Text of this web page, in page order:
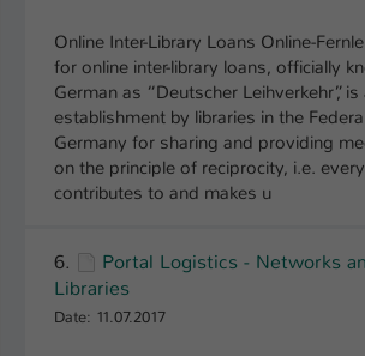
Online Inter-Library Loans Online-
for online inter-library loans, officially
German as “Deutscher Leihverkehr”,
establishment by libraries in the
Germany for sharing and providing
on the principle of reciprocity, i.e.
contributes to and makes u
6.
Portal Logistics - Networks
Libraries
Date: 11.07.2017